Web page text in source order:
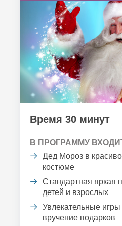
Время 30 минут
В ПРОГРАММУ
Дед Мороз в
костюме
Стандартная яркая
детей и взрослых
Увлекательные игры
вручение подарков